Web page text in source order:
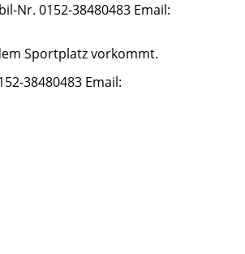
Nr. 0152-38480483 Email:
Sportplatz vorkommt.
38480483 Email: